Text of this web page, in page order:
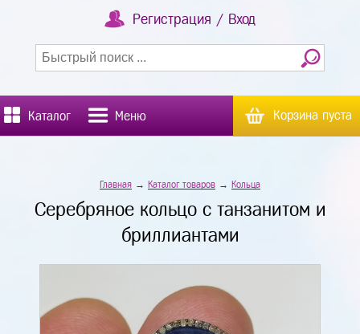
Регистрация / Вход
Каталог Меню Корзина пуста
Главная → Каталог товаров → Кольца
Серебряное кольцо с танзанитом и
бриллиантами